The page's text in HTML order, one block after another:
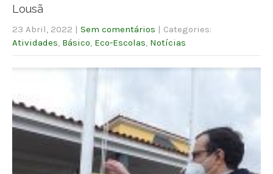
Lousã
23 Abril, 2022 | Sem comentários | Categories:
Atividades, Básico, Eco-Escolas, Notícias